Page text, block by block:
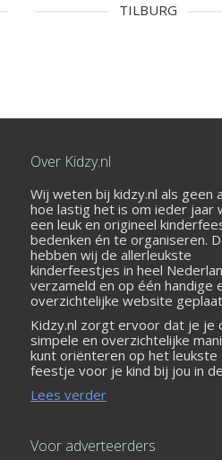
TILBURG
Over Kidzy.nl
Wij weten bij kidzy.nl als geen
hoe lastig het is om ieder jaar
een leuk en origineel
bedenken én te organiseren.
hebben wij de allerleukste
kinderfeestjes in heel
verzameld en op één handige
overzichtelijke website
Kidzy.nl zorgt ervoor dat je je
simpele en overzichtelijke
kunt oriënteren op het leukste
feestje voor je kind bij jou in
Lees verder
Voor adverteerders